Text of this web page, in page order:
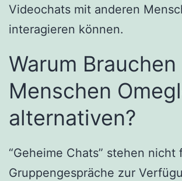
Videochats mit anderen
interagieren können.
Warum Brauchen
Menschen
alternativen?
“Geheime Chats” stehen nicht
Gruppengespräche zur